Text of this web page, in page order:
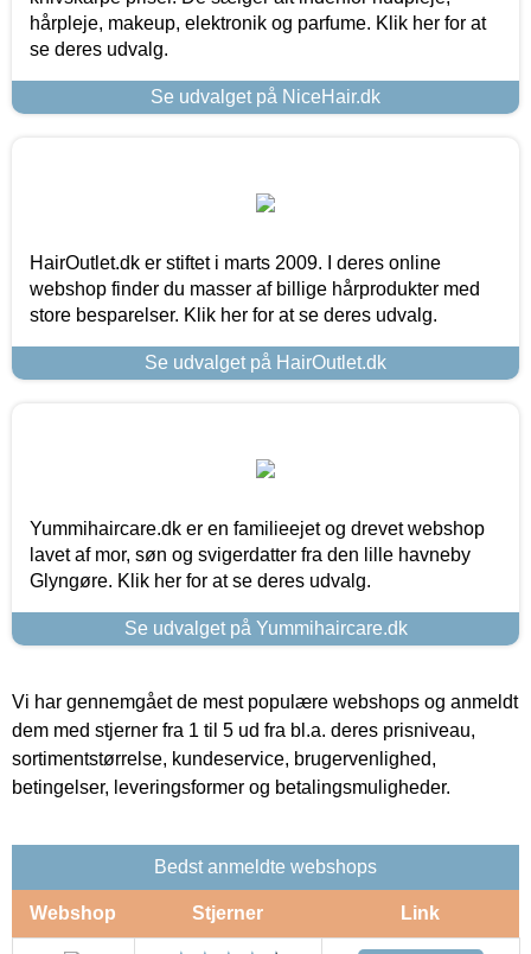
hårpleje, makeup, elektronik og parfume. Klik her for at
se deres udvalg.
Se udvalget på NiceHair.dk
HairOutlet.dk er stiftet i marts 2009. I deres online
webshop finder du masser af billige hårprodukter med
store besparelser. Klik her for at se deres udvalg.
Se udvalget på HairOutlet.dk
Yummihaircare.dk er en familieejet og drevet webshop
lavet af mor, søn og svigerdatter fra den lille havneby
Glyngøre. Klik her for at se deres udvalg.
Se udvalget på Yummihaircare.dk
Vi har gennemgået de mest populære webshops og anmeldt
dem med stjerner fra 1 til 5 ud fra bl.a. deres prisniveau,
sortimentstørrelse, kundeservice, brugervenlighed,
betingelser, leveringsformer og betalingsmuligheder.
Bedst anmeldte webshops
Webshop Stjerner Link